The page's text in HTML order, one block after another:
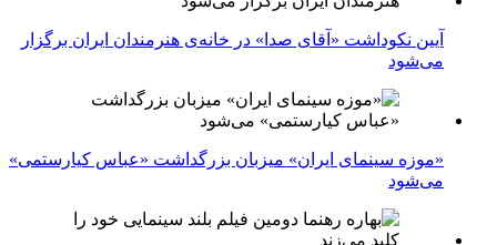
آیین نکوداشت «آقای صدا» در خانه‌ی هنرمندان ایران برگزار
می‌شود
«موزه سینمای ایران» میزبان بزرگداشت «عباس کیارستمی»
می‌شود